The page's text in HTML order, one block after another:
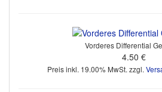
Vorderes Differential
4.50 €
Preis inkl. 19.00% MwSt. zzgl.